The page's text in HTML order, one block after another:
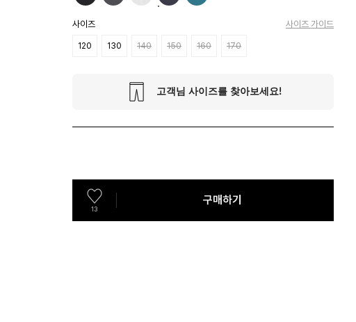
사이즈 사이즈 가이드
120 130 140 150 160 170
13
구매하기